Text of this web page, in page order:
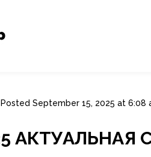
Posted September 15, 2025 at 6:08